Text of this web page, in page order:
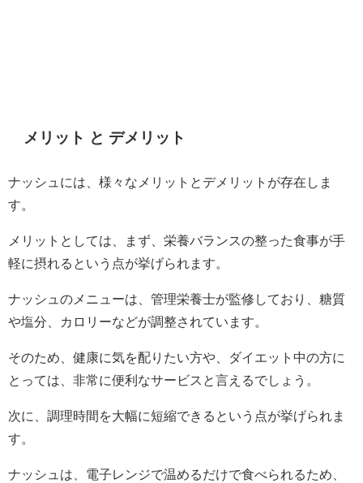
メリット と デメリット
ナッシュには、様々なメリットとデメリットが存在しま
す。
メリットとしては、まず、栄養バランスの整った食事が手
軽に摂れるという点が挙げられます。
ナッシュのメニューは、管理栄養士が監修しており、糖質
や塩分、カロリーなどが調整されています。
そのため、健康に気を配りたい方や、ダイエット中の方に
とっては、非常に便利なサービスと言えるでしょう。
次に、調理時間を大幅に短縮できるという点が挙げられま
す。
ナッシュは、電子レンジで温めるだけで食べられるため、